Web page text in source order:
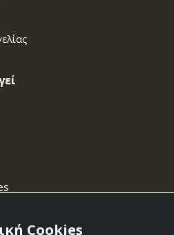
Cookies